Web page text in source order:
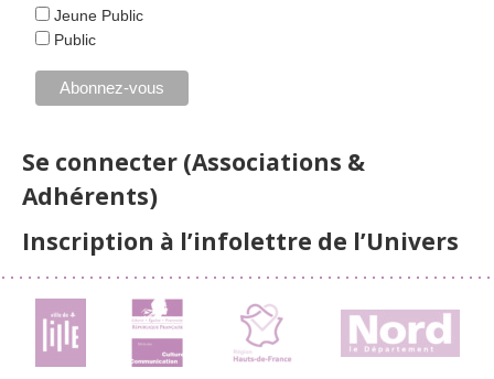
Jeune Public
Public
Se connecter (Associations &
Adhérents)
Inscription à l’infolettre de l’Univers